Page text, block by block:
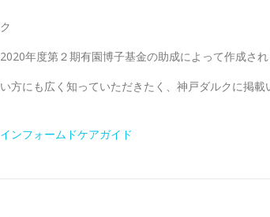
年度第２期有園博子基金の助成によって作成され
方にも広く知っていただきたく、神戸ダルクに掲載
ンフォームドケアガイド